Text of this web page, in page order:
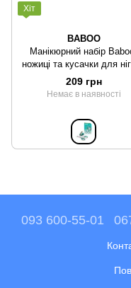
Хіт
BABOO
Манікюрний набір
ножиці та кусачки для
0+
209 грн
Немає в наявності
093 600-55-01